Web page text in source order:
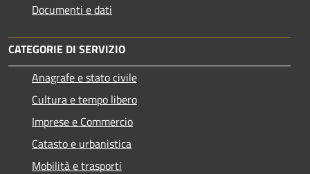
Documenti e dati
CATEGORIE DI SERVIZIO
Anagrafe e stato civile
Cultura e tempo libero
Imprese e Commercio
Catasto e urbanistica
Mobilità e trasporti